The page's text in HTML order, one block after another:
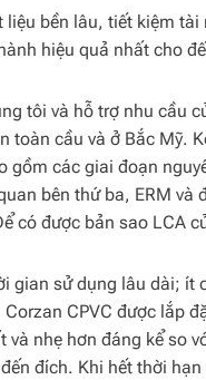
bền lâu, tiết kiệm
hiệu quả nhất cho
tôi và hỗ trợ nhu cầu
toàn cầu và ở Bắc Mỹ.
các giai đoạn
bên thứ ba, ERM và
có được bản sao LCA
gian sử dụng lâu dài;
CPVC được lắp
nhẹ hơn đáng kể so
đích. Khi hết thời